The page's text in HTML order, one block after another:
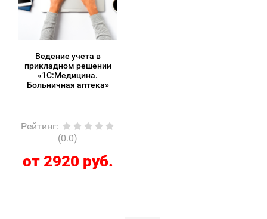
Ведение учета в
прикладном решении
«1С:Медицина.
Больничная аптека»
Рейтинг:
(0.0)
от 2920 руб.